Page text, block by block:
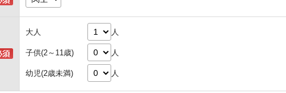
大人 人
子供(2～11歳) 人
幼児(2歳未満) 人